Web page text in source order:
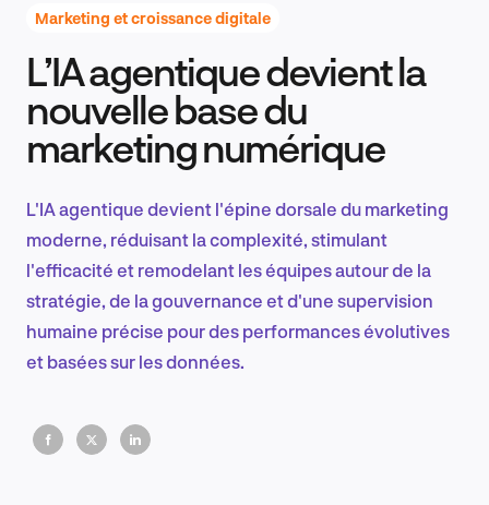
Recherche et conception produit
EN
Marketing et croissance digitale
L’IA agentique devient la
nouvelle base du
marketing numérique
L'IA agentique devient l'épine dorsale du marketing
moderne, réduisant la complexité, stimulant
l'efficacité et remodelant les équipes autour de la
stratégie, de la gouvernance et d'une supervision
humaine précise pour des performances évolutives
et basées sur les données.